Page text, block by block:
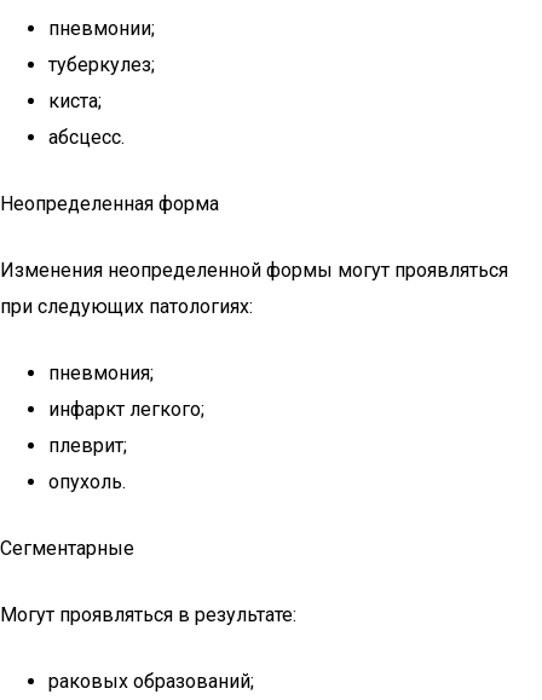
пневмонии;
туберкулез;
киста;
абсцесс.
Неопределенная форма
Изменения неопределенной формы могут проявляться
при следующих патологиях:
пневмония;
инфаркт легкого;
плеврит;
опухоль.
Сегментарные
Могут проявляться в результате:
раковых образований;